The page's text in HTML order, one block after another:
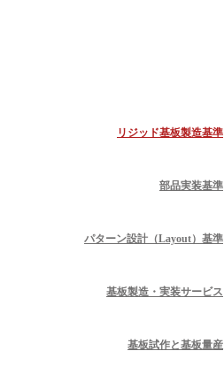
リジッド基板製造基準
部品実装基準
パターン設計（Layout）基準
基板製造・実装サービス
基板試作と基板量産